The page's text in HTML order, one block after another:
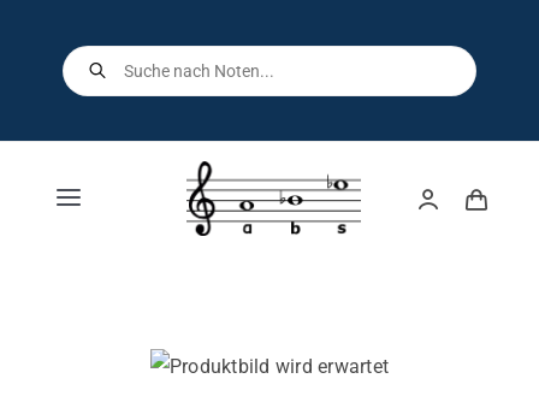
content
Products
search
Toggle